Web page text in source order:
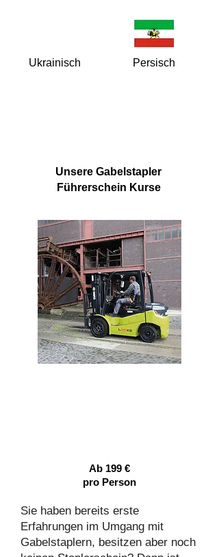
Ukrainisch Persisch
Unsere Gabelstapler
Führerschein Kurse
Ab 199 €
pro Person
Sie haben bereits erste
Erfahrungen im Umgang mit
Gabelstaplern, besitzen aber noch